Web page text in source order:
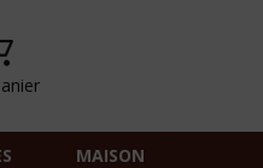
MAISON